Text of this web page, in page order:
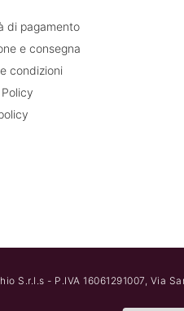
di pagamento
e consegna
condizioni
S.r.l.s - P.IVA 16061291007, Via